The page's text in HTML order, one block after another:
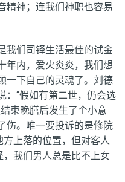
精神；连我们神职也容易
我们司铎生活最佳的试金
年内，爱火炎炎，我们想
一下自己的灵魂了。刘德
：“假如有第二世，仍会选
束晚膳后发生了个小意
伤。唯一要投诉的是修院
方上落的位置，但对客人
，我们男人总是比不上女